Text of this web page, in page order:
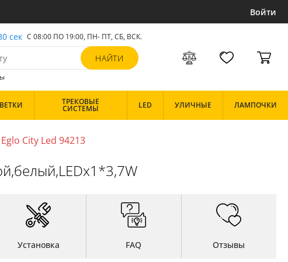
Войти
сек С 08:00 ПО 19:00, ПН- ПТ, СБ, ВСК.
ТРЕКОВЫЕ
СИСТЕМЫ LED УЛИЧНЫЕ ЛАМПОЧКИ
City Led 94213
Установка FAQ Отзывы